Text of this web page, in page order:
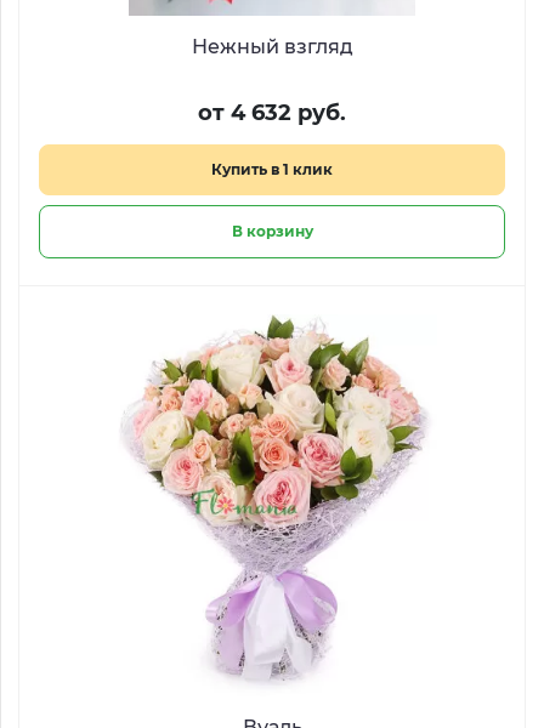
Нежный взгляд
от 4 632 руб.
Купить в 1 клик
В корзину